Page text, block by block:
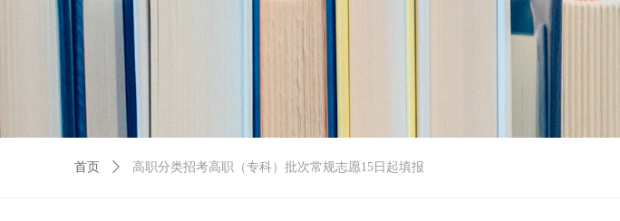
首页 ꄲ 高职分类招考高职（专科）批次常规志愿15日起填报